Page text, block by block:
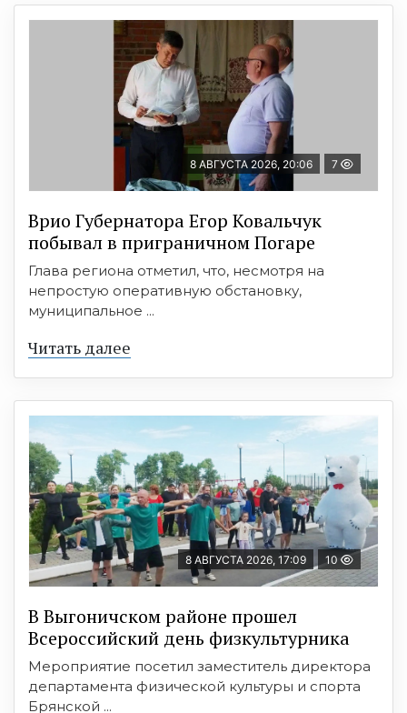
8 АВГУСТА 2026, 20:06 7
Врио Губернатора Егор Ковальчук
побывал в приграничном Погаре
Глава региона отметил, что, несмотря на
непростую оперативную обстановку,
муниципальное ...
Читать далее
8 АВГУСТА 2026, 17:09 10
В Выгоничском районе прошел
Всероссийский день физкультурника
Мероприятие посетил заместитель директора
департамента физической культуры и спорта
Брянской ...